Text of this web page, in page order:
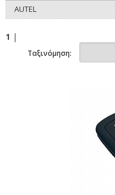
AUTEL
1 |
Ταξινόμηση: